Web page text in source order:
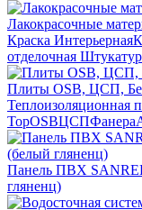
Лакокрасочные
Краска Интерьерная
отделочная
Плиты OSB, ЦСП,
Теплоизоляционная
TopOSBЦСПФанера
Панель ПВХ
гляненц)